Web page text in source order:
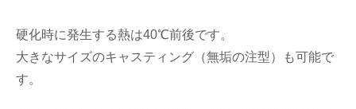
硬化時に発生する熱は40℃前後です。
大きなサイズのキャスティング（無垢の注型）も可能で
す。